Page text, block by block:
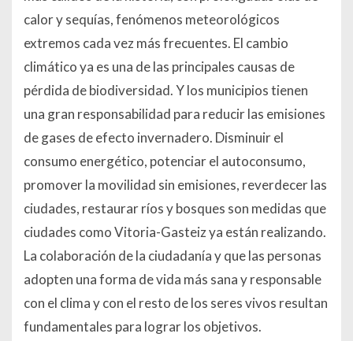
calor y sequías, fenómenos meteorológicos
extremos cada vez más frecuentes. El cambio
climático ya es una de las principales causas de
pérdida de biodiversidad. Y los municipios tienen
una gran responsabilidad para reducir las emisiones
de gases de efecto invernadero. Disminuir el
consumo energético, potenciar el autoconsumo,
promover la movilidad sin emisiones, reverdecer las
ciudades, restaurar ríos y bosques son medidas que
ciudades como Vitoria-Gasteiz ya están realizando.
La colaboración de la ciudadanía y que las personas
adopten una forma de vida más sana y responsable
con el clima y con el resto de los seres vivos resultan
fundamentales para lograr los objetivos.